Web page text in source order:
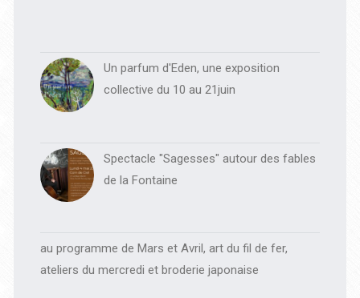
Un parfum d'Eden, une exposition
collective du 10 au 21juin
Spectacle "Sagesses" autour des fables
de la Fontaine
au programme de Mars et Avril, art du fil de fer,
ateliers du mercredi et broderie japonaise